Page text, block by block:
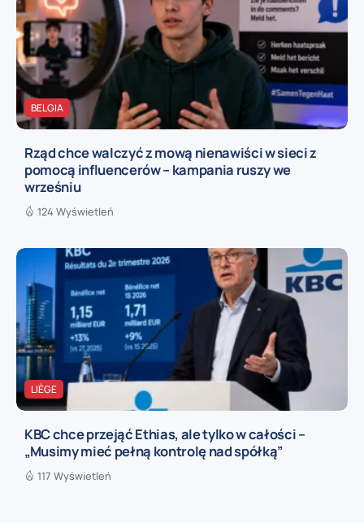
BELGIA
Rząd chce walczyć z mową nienawiści w sieci z
pomocą influencerów – kampania ruszy we
wrześniu
124 Wyświetleń
LIÈGE
KBC chce przejąć Ethias, ale tylko w całości –
„Musimy mieć pełną kontrolę nad spółką”
117 Wyświetleń